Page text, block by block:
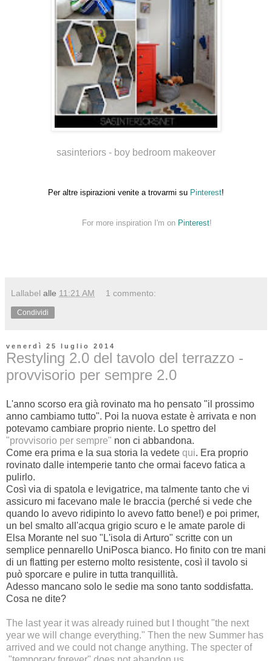
sasinteriors - boy bedroom makeover
Per altre ispirazioni venite a trovarmi su Pinterest!
For more inspiration I'm on Pinterest!
Lallabel alle 11:21 AM 1 commento:
Condividi
venerdì 25 luglio 2014
Restyling 2.0 del tavolo del terrazzo -
provvisorio per sempre 2.0
L'anno scorso era già rovinato ma ho pensato "il prossimo
anno cambiamo tutto". Poi la nuova estate è arrivata e non
potevamo cambiare proprio niente. Lo spettro del
"provvisorio per sempre" non ci abbandona.
Come era prima e la sua storia la vedete qui. Era proprio
rovinato dalle intemperie tanto che ormai facevo fatica a
pulirlo.
Così via di spatola e levigatrice, ma talmente tanto che vi
assicuro mi facevano male le braccia (perché si vede che
quando lo avevo ridipinto lo avevo fatto bene!) e poi primer,
un bel smalto all'acqua grigio scuro e le amate parole di
Elsa Morante nel suo "L'isola di Arturo" scritte con un
semplice pennarello UniPosca bianco. Ho finito con tre mani
di un flatting per esterno molto resistente, così il tavolo si
può sporcare e pulire in tutta tranquillità.
Adesso mancano solo le sedie ma sono tanto soddisfatta.
Cosa ne dite?
The last year it was already ruined but I thought "the next
year we will change everything." Then the new Summer has
arrived and we could not change anything. The specter of